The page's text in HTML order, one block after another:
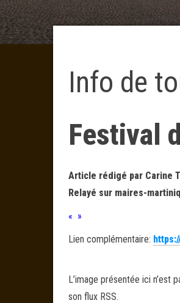
Info de
Festival
Article rédigé par Carine
Relayé sur maires-
« »
Lien complémentaire:
L’image présentée ici n’est
son flux RSS.